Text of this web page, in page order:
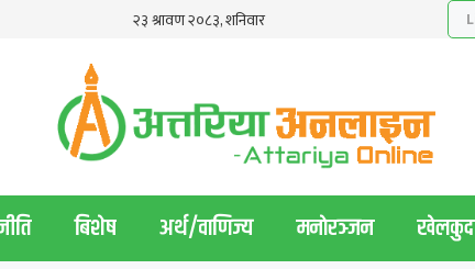
बिशेष अर्थ/वाणिज्य मनाेरञ्जन खेलकुद